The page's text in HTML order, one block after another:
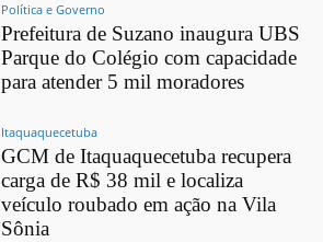
Política e Governo
Prefeitura de Suzano inaugura UBS
Parque do Colégio com capacidade
para atender 5 mil moradores
Itaquaquecetuba
GCM de Itaquaquecetuba recupera
carga de R$ 38 mil e localiza
veículo roubado em ação na Vila
Sônia